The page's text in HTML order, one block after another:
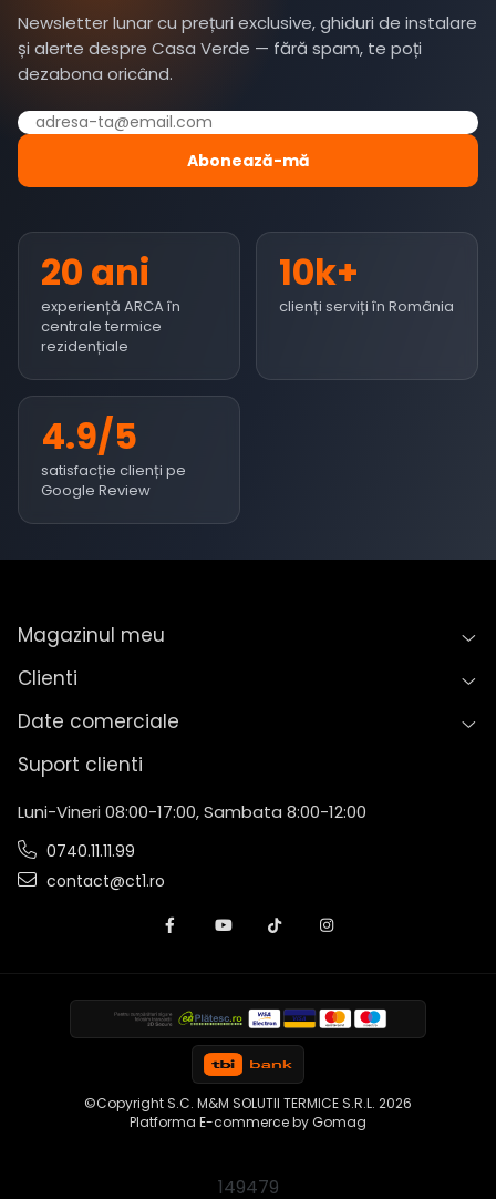
Newsletter lunar cu prețuri exclusive, ghiduri de instalare
și alerte despre Casa Verde — fără spam, te poți
dezabona oricând.
Abonează-mă
20 ani
experiență ARCA în
centrale termice
rezidențiale
10k+
clienți serviți în România
4.9/5
satisfacție clienți pe
Google Review
Magazinul meu
Clienti
Date comerciale
Suport clienti
Luni-Vineri 08:00-17:00, Sambata 8:00-12:00
0740.11.11.99
contact@ct1.ro
©Copyright S.C. M&M SOLUTII TERMICE S.R.L. 2026
Platforma E-commerce by Gomag
149479